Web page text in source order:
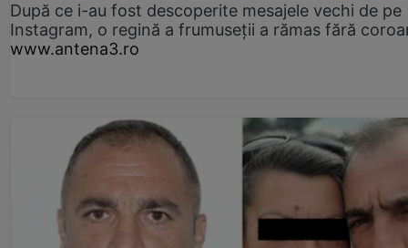
După ce i-au fost descoperite mesajele vechi de pe
Instagram, o regină a frumuseții a rămas fără
www.antena3.ro